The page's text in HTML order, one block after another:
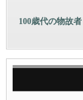
100歳代の物故者